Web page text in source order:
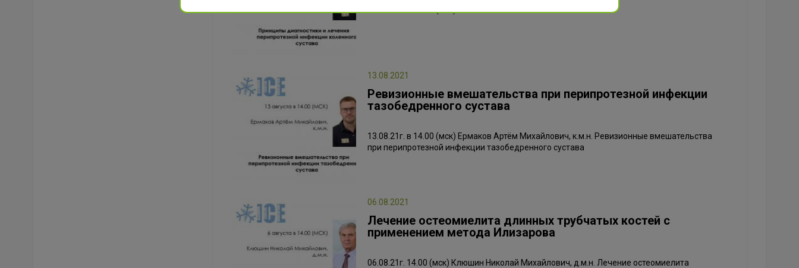
13.08.2021
Ревизионные вмешательства при перипротезной инфекции
тазобедренного сустава
13.08.21г. в 14.00 (мск) Ермаков Артём Михайлович, к.м.н. Ревизионные вмешательства
при перипротезной инфекции тазобедренного сустава
06.08.2021
Лечение остеомиелита длинных трубчатых костей с
применением метода Илизарова
06.08.21г. 14.00 (мск) Клюшин Николай Михайлович, д.м.н. Лечение остеомиелита